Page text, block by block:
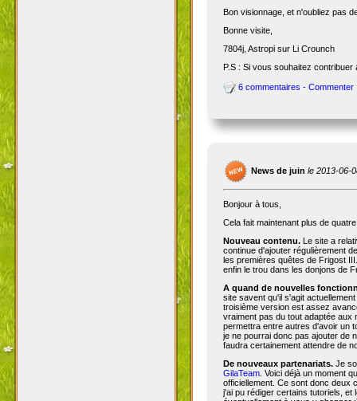
Bon visionnage, et n'oubliez pas
Bonne visite,
7804j, Astropi sur Li Crounch
P.S : Si vous souhaitez
6 commentaires - Commenter
News de juin le 2013-06-
Bonjour à tous,
Cela fait maintenant plus de
Nouveau contenu. Le site a
continue d'ajouter régulièrement
les premières quêtes de Frigost
enfin le trou dans les donjons de
A quand de nouvelles
site savent qu'il s'agit
troisième version est assez
vraiment pas du tout adaptée aux
permettra entre autres d'avoir un
je ne pourrai donc pas ajouter de
faudra certainement attendre de
De nouveaux partenariats. Je
GilaTeam . Voici déjà un moment
officiellement. Ce sont donc deux
j'ai pu rédiger certains tutoriels,